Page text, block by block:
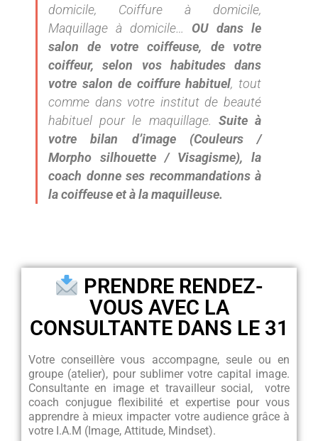
domicile, Coiffure à domicile,
Maquillage à domicile… OU dans le
salon de votre coiffeuse, de votre
coiffeur, selon vos habitudes dans
votre salon de coiffure habituel, tout
comme dans votre institut de beauté
habituel pour le maquillage. Suite à
votre bilan d’image (Couleurs /
Morpho silhouette / Visagisme), la
coach donne ses recommandations à
la coiffeuse et à la maquilleuse.
PRENDRE RENDEZ-
VOUS AVEC LA
CONSULTANTE DANS LE 31
Votre conseillère vous accompagne, seule ou en
groupe (atelier), pour sublimer votre capital image.
Consultante en image et travailleur social, votre
coach conjugue flexibilité et expertise pour vous
apprendre à mieux impacter votre audience grâce à
votre I.A.M (Image, Attitude, Mindset).